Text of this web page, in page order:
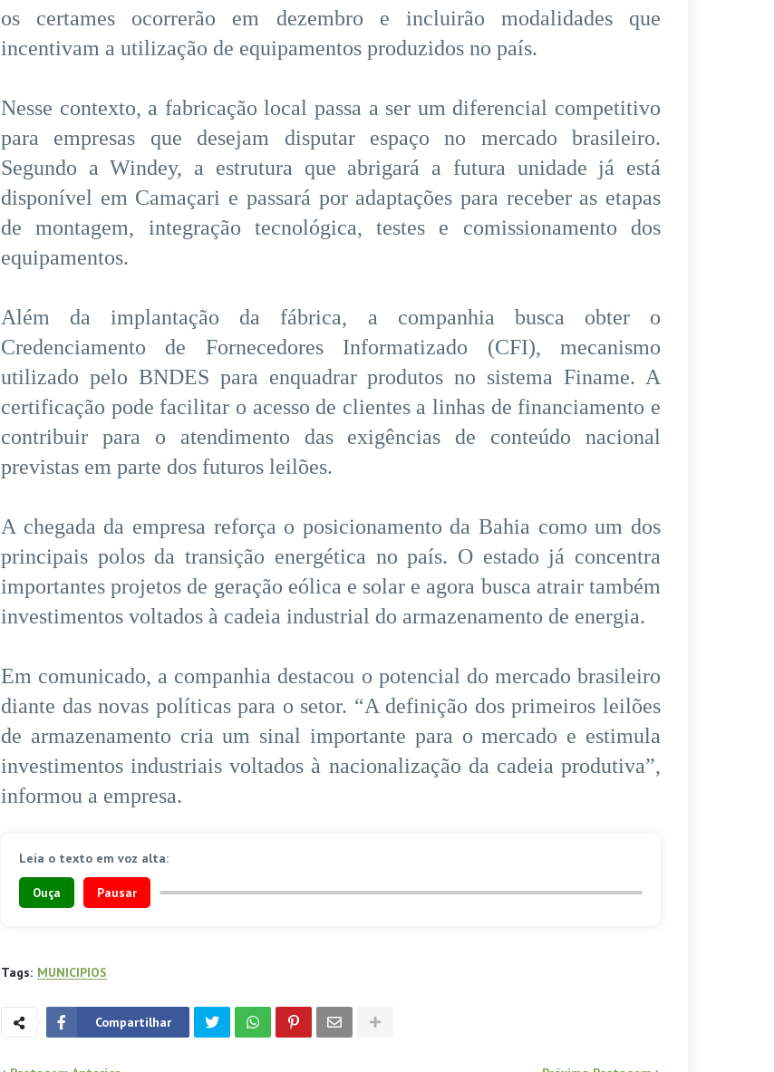
os certames ocorrerão em dezembro e incluirão modalidades que
incentivam a utilização de equipamentos produzidos no país.
Nesse contexto, a fabricação local passa a ser um diferencial competitivo
para empresas que desejam disputar espaço no mercado brasileiro.
Segundo a Windey, a estrutura que abrigará a futura unidade já está
disponível em Camaçari e passará por adaptações para receber as etapas
de montagem, integração tecnológica, testes e comissionamento dos
equipamentos.
Além da implantação da fábrica, a companhia busca obter o
Credenciamento de Fornecedores Informatizado (CFI), mecanismo
utilizado pelo BNDES para enquadrar produtos no sistema Finame. A
certificação pode facilitar o acesso de clientes a linhas de financiamento e
contribuir para o atendimento das exigências de conteúdo nacional
previstas em parte dos futuros leilões.
A chegada da empresa reforça o posicionamento da Bahia como um dos
principais polos da transição energética no país. O estado já concentra
importantes projetos de geração eólica e solar e agora busca atrair também
investimentos voltados à cadeia industrial do armazenamento de energia.
Em comunicado, a companhia destacou o potencial do mercado brasileiro
diante das novas políticas para o setor. “A definição dos primeiros leilões
de armazenamento cria um sinal importante para o mercado e estimula
investimentos industriais voltados à nacionalização da cadeia produtiva”,
informou a empresa.
Leia o texto em voz alta:
Ouça Pausar
Tags: MUNICIPIOS
Compartilhar